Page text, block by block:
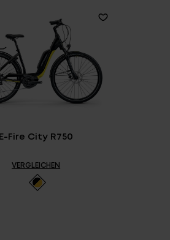
E-Fire City R750
VERGLEICHEN